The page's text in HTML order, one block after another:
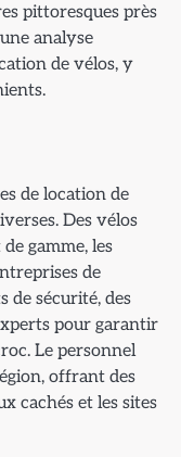
pittoresques près
analyse
de vélos, y
de location de
Des vélos
gamme, les
de
de sécurité, des
pour garantir
Le personnel
offrant des
cachés et les sites